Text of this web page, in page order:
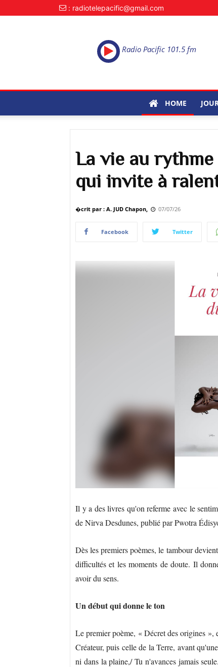
: radiotelepacific@gmail.com
Radio Pacific 101.5 fm
HOME
La vie au
qui invite à
�crit par : A. JUD Chapon, 07/07/26
Facebook Twitter
Il y a des livres qu'on referme avec le
de Nirva Desdunes, publié par Pwotra
Dès les premiers poèmes, le tambour
difficultés et les moments de doute. Il
avoir du sens.
Un début qui donne le ton
Le premier poème, « Décret des origines
Créateur, puis celle de la Terre, avant
ni dans la plaine,/ Tu n'avances jamais